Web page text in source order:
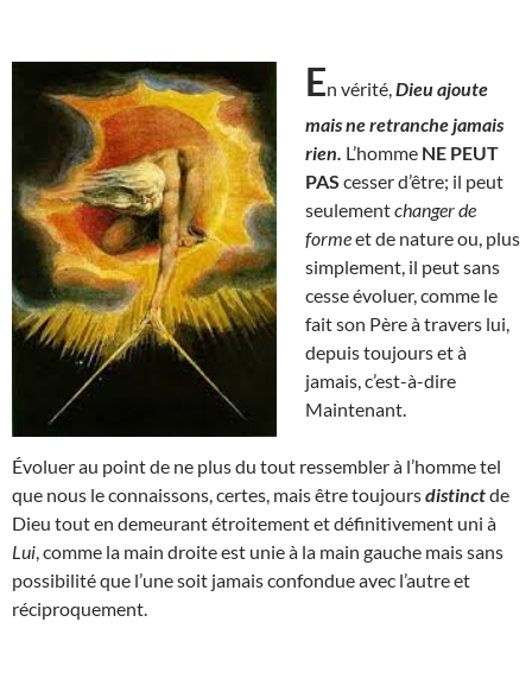
En vérité, Dieu ajoute
mais ne retranche jamais
rien. L’homme NE PEUT
PAS cesser d’être; il peut
seulementchanger de
formeet de nature ou, plus
simplement, il peut sans
cesse évoluer, comme le
fait son Père à travers lui,
depuis toujours et à
jamais, c’est-à-dire
Maintenant.
Évoluer au point de ne plus du tout ressembler à l’homme tel
que nous le connaissons, certes, mais être toujoursdistinctde
Dieu tout en demeurant étroitement et définitivement uni à
Lui , comme la main droite est unie à la main gauche mais sans
possibilité que l’une soit jamais confondue avec l’autre et
réciproquement.